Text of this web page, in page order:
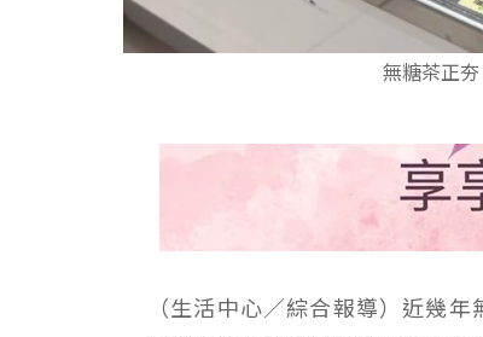
無糖茶正
（生活中心／綜合報導）近幾